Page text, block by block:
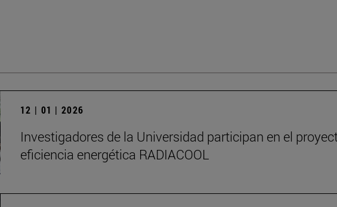
12 | 01 | 2026
Investigadores de la Universidad participan en el
eficiencia energética RADIACOOL